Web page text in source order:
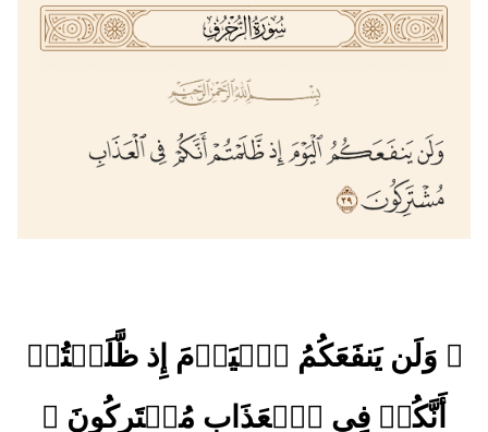
﴿ وَلَن يَنفَعَكُمُ ٱلۡيَوۡمَ إِذ ظَّلَمۡتُمۡ
أَنَّكُمۡ فِي ٱلۡعَذَابِ مُشۡتَرِكُونَ ﴾